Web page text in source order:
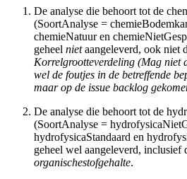
De analyse die behoort tot de
(SoortAnalyse =
chemieNatuur en
geheel nietaangeleverd, ook niet
Korrelgrootteverdeling (Mag niet
wel de foutjes in de betreffende
maar op de issue backlog
De analyse die behoort tot de
(SoortAnalyse =
hydrofysicaStandaard en
geheel wel aangeleverd, inclusief
organischestofgehalte.